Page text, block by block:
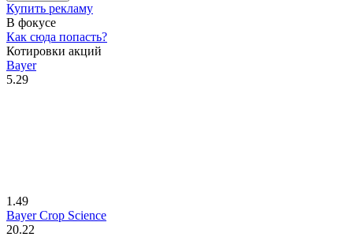
Купить рекламу
В фокусе
Как сюда попасть?
Котировки акций
Bayer
5.29
1.49
Bayer Crop Science
20.22